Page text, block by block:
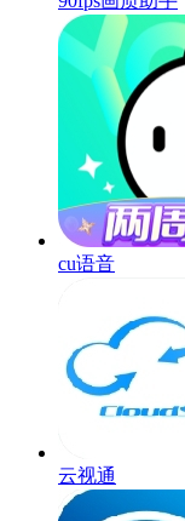
cu语音
云视通